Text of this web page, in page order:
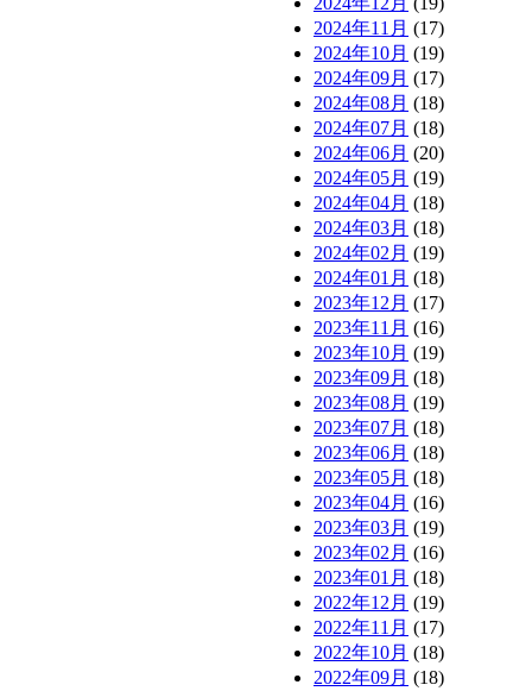
2024年11月 (17)
2024年10月 (19)
2024年09月 (17)
2024年08月 (18)
2024年07月 (18)
2024年06月 (20)
2024年05月 (19)
2024年04月 (18)
2024年03月 (18)
2024年02月 (19)
2024年01月 (18)
2023年12月 (17)
2023年11月 (16)
2023年10月 (19)
2023年09月 (18)
2023年08月 (19)
2023年07月 (18)
2023年06月 (18)
2023年05月 (18)
2023年04月 (16)
2023年03月 (19)
2023年02月 (16)
2023年01月 (18)
2022年12月 (19)
2022年11月 (17)
2022年10月 (18)
2022年09月 (18)